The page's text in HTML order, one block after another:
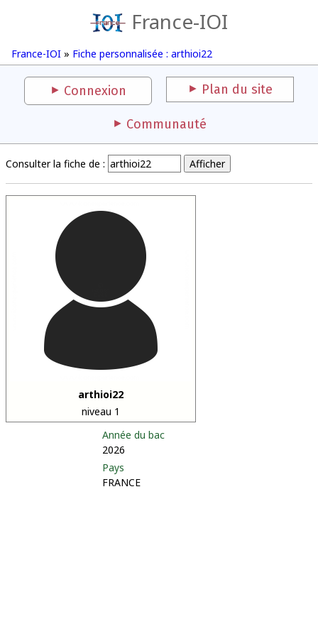
France-IOI
France-IOI » Fiche personnalisée : arthioi22
Connexion Plan du site
Communauté
Consulter la fiche de :
arthioi22
niveau 1
Année du bac
2026
Pays
FRANCE